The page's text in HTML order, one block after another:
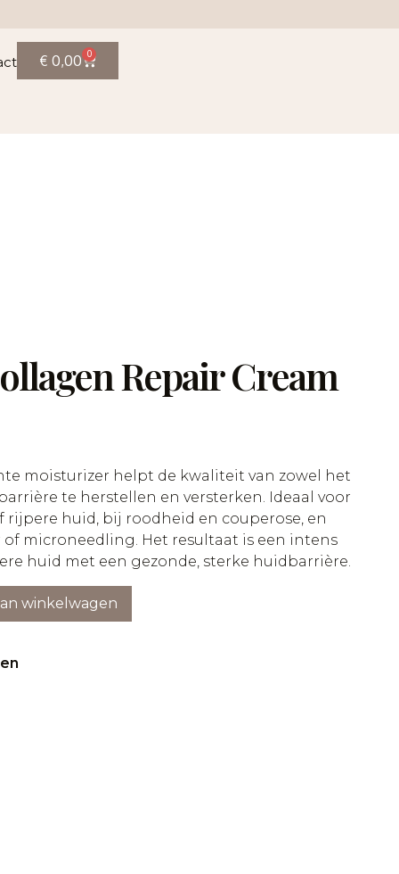
€ 0,00 0
Repair Cream
moisturizer helpt de kwaliteit van zowel het
te herstellen en versterken. Ideaal voor
rijpere huid, bij roodheid en couperose, en
of microneedling. Het resultaat is een intens
huid met een gezonde, sterke huidbarrière.
winkelwagen